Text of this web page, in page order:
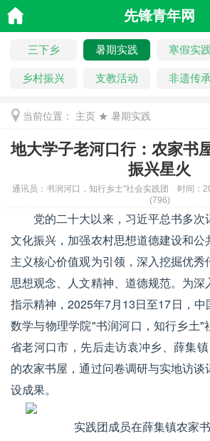
先锋青年网
三下乡 暑期实践 寒假实践
乡村振兴 支教活动 非遗传承
当前位置： 主页 ★ 暑期实践
地大学子老河口行：农家书
振兴星火
通讯员： 书润河口，知行乡土"社会实践团 时间：
(796)
党的二十大以来，习近平总书多
文化振兴，加强农村思想道德建设和公
主义核心价值观为引领，深入挖掘优
思想观念、人文精神、道德规范。为
指示精神，2025年7月13日至17日，中
数学与物理学院"书润河口，知行乡土"
省老河口市，先后走访袁冲乡、薛集
的农家书屋，通过问卷调研与实地访
设成果。
实践团成员在薛集镇农家